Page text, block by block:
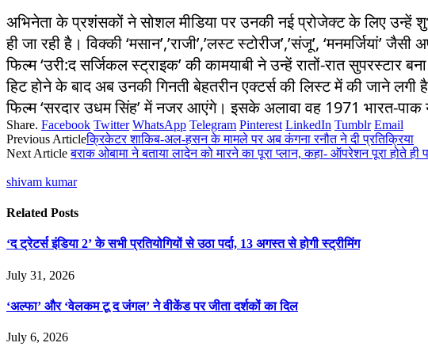
अभिनेता के प्रशंसकों ने सोशल मीडिया पर उनकी नई प्रोजेक्ट के लिए उन्हें
ही जा रही है। विक्की ‘मसान’,’राजी’,’लस्ट स्टोरीज’,’संजू’,
फिल्म ‘उरी:द सर्जिकल स्ट्राइक’ की कामयाबी ने उन्हें रातों-रात
हिट होने के बाद अब उनकी गिनती बेहतरीन एक्टर्स की लिस्ट में की जाने लगी
फिल्म ‘सरदार उधम सिंह’ में नजर आएंगे। इसके अलावा वह 1971 भारत-पाक
Share. Facebook Twitter WhatsApp Telegram Pinterest LinkedIn Tumblr Email
Previous Articleक्रिकेटर शाकिब-अल-हसन के मामले पर अब कंगना रनौत ने दी प्रतिक्रिया
Next Articleबराक ओबामा ने बताया लादेन को मारने का पूरा प्लान, कहा- ऑपरेशन पूरा होते ही
shivam kumar
Related Posts
‘द ट्रेटर्स इंडिया 2’ के सभी प्रतियोगियों से उठा पर्दा, 13 अगस्त से होगी स्ट्रीमिंग
July 31, 2026
‘अल्फा’ और ‘वेलकम टू द जंगल’ ने वीकेंड पर जीता दर्शकों का दिल
July 6, 2026